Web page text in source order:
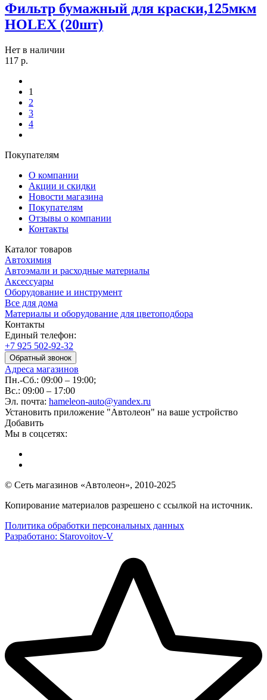
Фильтр бумажный для краски,125мкм
HOLEX (20шт)
Нет в наличии
117 р.
1
2
3
4
Покупателям
О компании
Акции и скидки
Новости магазина
Покупателям
Отзывы о компании
Контакты
Каталог товаров
Автохимия
Автоэмали и расходные материалы
Аксессуары
Оборудование и инструмент
Все для дома
Материалы и оборудование для цветоподбора
Контакты
Единый телефон:
+7 925 502-92-32
Обратный звонок
Адреса магазинов
Пн.-Сб.: 09:00 – 19:00;
Вс.: 09:00 – 17:00
Эл. почта: hameleon-auto@yandex.ru
Установить приложение "Автолеон" на ваше устройство
Добавить
Мы в соцсетях:
© Сеть магазинов «Автолеон», 2010-2025
Копирование материалов разрешено с ссылкой на источник.
Политика обработки персональных данных
Разработано: Starovoitov-V